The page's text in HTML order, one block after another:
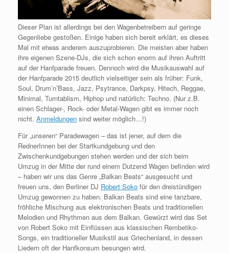
Dieser Plan ist allerdings bei den Wagenbetreibern auf geringe
Gegenliebe gestoßen. Einige haben sich bereit erklärt, es dieses
Mal mit etwas anderem auszuprobieren. Die meisten aber haben
ihre eigenen Szene-DJs, die sich schon enorm auf ihren Auftritt
auf der Hanfparade freuen. Dennoch wird die Musikauswahl auf
der Hanfparade 2015 deutlich vielseitiger sein als früher: Funk,
Soul, Drum’n’Bass, Jazz, Psytrance, Darkpsy, Hitech, Reggae,
Minimal, Turntablism, Hiphop und natürlich: Techno. (Nur z.B.
einen Schlager-, Rock- oder Metal-Wagen gibt es immer noch
nicht. Anmeldungen sind weiter möglich…!)
Für „unseren“ Paradewagen – das ist jener, auf dem die
RednerInnen bei der Start­kundgebung und den
Zwischenkundgebungen stehen werden und der sich beim
Umzug in der Mitte der rund einem Dutzend Wagen befinden wird
– haben wir uns das Genre „Balkan Beats“ ausgesucht und
freuen uns, den Berliner DJ Robert Soko für den dreistündigen
Umzug gewonnen zu haben. Balkan Beats sind eine tanzbare,
fröhliche Mischung aus elektronischen Beats und traditionellen
Melodien und Rhythmen aus dem Balkan. Gewürzt wird das Set
von Robert Soko mit Einflüssen aus klassischen Rembetiko-
Songs, ein traditioneller Musikstil aus Griechenland, in dessen
Liedern oft der Hanfkonsum besungen wird.